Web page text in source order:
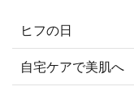
ヒフの日
自宅ケアで美肌へ